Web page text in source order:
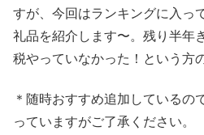
すが、今回はランキングに入っ
礼品を紹介します〜。残り半年
税やっていなかった！という
＊随時おすすめ追加しているの
っていますがご了承ください。